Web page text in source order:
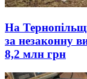
На
за незаконну
8,2 млн грн